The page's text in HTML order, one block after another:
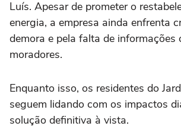
Luís. Apesar de prometer o
energia, a empresa ainda enfrenta
demora e pela falta de informações
moradores.
Enquanto isso, os residentes do
seguem lidando com os impactos
solução definitiva à vista.